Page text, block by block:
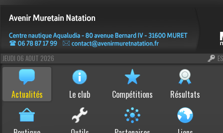
JEUDI 06 AOUT 2026
Actualités Le club Compétitions Résultats